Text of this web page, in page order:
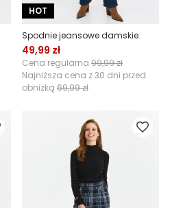
HOT
Spodnie jeansowe damskie
49,99 zł
Cena regularna 99,99 zł
Najniższa cena z 30 dni przed
obniżką 69,99 zł